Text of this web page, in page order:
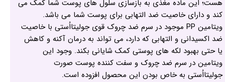
هست؛ این ماده مغذی به بازسازی سلول های پوست شما کمک می
کند و دارای خاصیت ضد التهابی برای پوست شما می باشد.
ویتامین PP موجود در سرم ضد چروک قوی جولیتااُستی با خاصیت
ضد اکسیدانی و التهابی که دارد، می تواند به درمان آکنه و کاهش
یا حتی بهبود لکه های پوستی کمک شایانی بکند. وجود این
ویتامین در سرم ضد چروک و سفت کننده پوست صورت
جولیتااُستی به خاص بودن این محصول افزوده است.